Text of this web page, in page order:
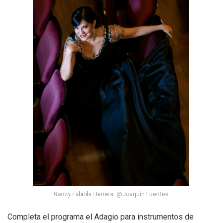
Nancy Fabiola Herrera. @Joaquín Fuentes
Completa el programa el Adagio para instrumentos de